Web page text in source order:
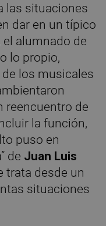
las situaciones
dar en un típico
alumnado de
lo propio,
los musicales
reencuentro de
la función,
puso en
de Juan Luis
trata desde un
situaciones